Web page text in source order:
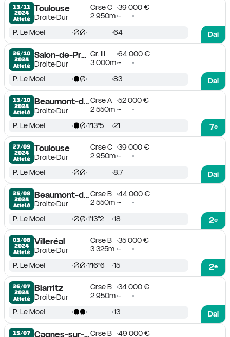
13/11
2024
Attelé
Toulouse
DroiteDur
Crse C
39 000 €
2 950m -
Dai
P. Le Moel 64
26/10
2024
Attelé
Salon-de-Provence
DroiteDur
Gr. III
64 000 €
3 000m -
Dai
P. Le Moel 83
13/10
2024
Attelé
Beaumont-de-Lomagne
DroiteDur
Crse A
52 000 €
2 550m -
7e
P. Le Moel 1'13''5 21
27/09
2024
Attelé
Toulouse
DroiteDur
Crse C
39 000 €
2 950m -
Dai
P. Le Moel 8.7
25/08
2024
Attelé
Beaumont-de-Lomagne
DroiteDur
Crse B
44 000 €
2 550m -
2e
P. Le Moel 1'13''2 18
03/08
2024
Attelé
Villeréal
DroiteDur
Crse B
35 000 €
3 325m -
2e
P. Le Moel 1'16''6 15
26/07
2024
Attelé
Biarritz
DroiteDur
Crse B
34 000 €
2 950m -
Dai
P. Le Moel 13
15/07
Cagnes-sur-MerCrse B 49 000 €